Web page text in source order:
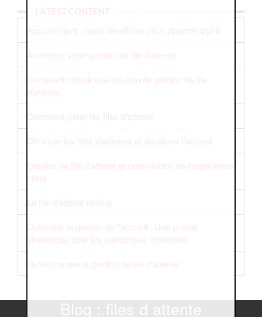
LATEST CONTENT
Accueil client : quels bénéfices vous apporte IzyFil
Améliorez votre gestion de file d'attente
Comment choisir une solution de gestion de file
d'attente.
Comment gérer les files d'attente
Diminuer les files d'attentes et améliorer l'accueil
Gestion de file d'attente et optimisation de l'expérience
client
La file d'attente unique
Optimiser la gestion de l'accueil : Une priorité
stratégique pour les entreprises modernes
Qu'est ce que la gestion de file d'attente